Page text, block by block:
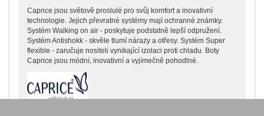
Caprice jsou světově proslulé pro svůj komfort a inovativní
technologie. Jejich převratné systémy mají ochranné známky.
Systém Walking on air - poskytuje podstatně lepší odpružení.
Systém Antishokk - skvěle tlumí nárazy a otřesy. Systém Super
flexible - zaručuje nositeli vynikající izolaci proti chladu. Boty
Caprice jsou módní, inovativní a vyjímečně pohodlné.